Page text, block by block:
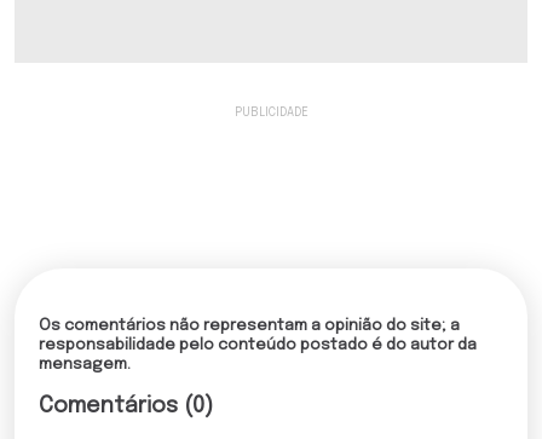
Os comentários não representam a opinião do site; a
responsabilidade pelo conteúdo postado é do autor da
mensagem.
Comentários (0)